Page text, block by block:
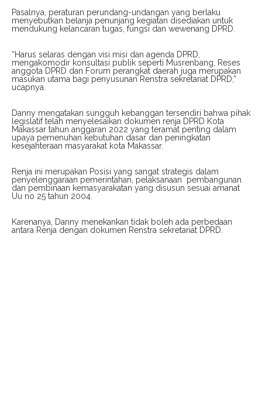
Pasalnya, peraturan perundang-undangan yang berlaku
menyebutkan belanja penunjang kegiatan disediakan untuk
mendukung kelancaran tugas, fungsi dan wewenang DPRD.
“Harus selaras dengan visi misi dan agenda DPRD,
mengakomodir konsultasi publik seperti Musrenbang, Reses
anggota DPRD dan Forum perangkat daerah juga merupakan
masukan utama bagi penyusunan Renstra sekretariat DPRD,”
ucapnya.
Danny mengatakan sungguh kebanggan tersendiri bahwa pihak
legislatif telah menyelesaikan dokumen renja DPRD Kota
Makassar tahun anggaran 2022 yang teramat penting dalam
upaya pemenuhan kebutuhan dasar dan peningkatan
kesejahteraan masyarakat kota Makassar.
Renja ini merupakan Posisi yang sangat strategis dalam
penyelenggaraan pemerintahan, pelaksanaan pembangunan
dan pembinaan kemasyarakatan yang disusun sesuai amanat
Uu no 25 tahun 2004.
Karenanya, Danny menekankan tidak boleh ada perbedaan
antara Renja dengan dokumen Renstra sekretariat DPRD.